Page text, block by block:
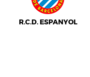
R.C.D. ESPANYOL